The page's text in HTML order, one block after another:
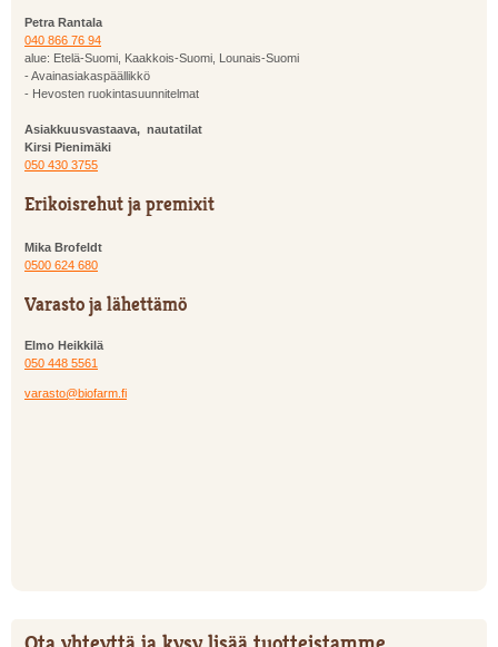
Petra Rantala
040 866 76 94
alue: Etelä-Suomi, Kaakkois-Suomi, Lounais-Suomi
- Avainasiakaspäällikkö
- Hevosten ruokintasuunnitelmat
Asiakkuusvastaava, nautatilat
Kirsi Pienimäki
050 430 3755
Erikoisrehut ja premixit
Mika Brofeldt
0500 624 680
Varasto ja lähettämö
Elmo Heikkilä
050 448 5561
varasto@biofarm.fi